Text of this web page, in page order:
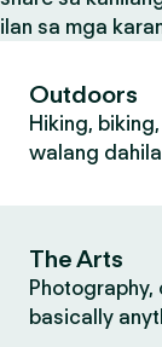
ilan sa mga
Outdoors
Hiking,
walang
The Arts
basically